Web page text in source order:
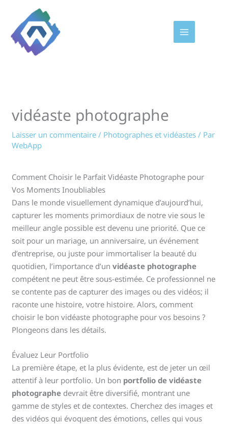
contenu
vidéaste photographe
Laisser un commentaire / Photographes et vidéastes / Par
WebApp
Comment Choisir le Parfait Vidéaste Photographe pour
Vos Moments Inoubliables
Dans le monde visuellement dynamique d’aujourd’hui,
capturer les moments primordiaux de notre vie sous le
meilleur angle possible est devenu une priorité. Que ce
soit pour un mariage, un anniversaire, un événement
d’entreprise, ou juste pour immortaliser la beauté du
quotidien, l’importance d’unvidéaste photographe
compétent ne peut être sous-estimée. Ce professionnel ne
se contente pas de capturer des images ou des vidéos; il
raconte une histoire, votre histoire. Alors, comment
choisir le bon vidéaste photographe pour vos besoins ?
Plongeons dans les détails.
Évaluez Leur Portfolio
La première étape, et la plus évidente, est de jeter un œil
attentif à leur portfolio. Un bon portfolio de vidéaste
photographe devrait être diversifié, montrant une
gamme de styles et de contextes. Cherchez des images et
des vidéos qui évoquent des émotions, celles qui vous